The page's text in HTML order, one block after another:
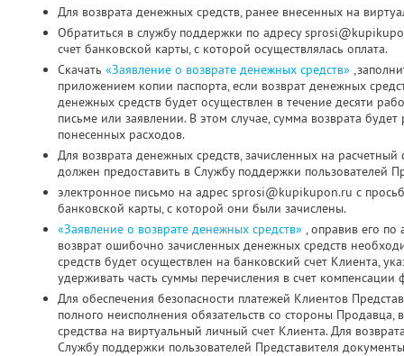
Для возврата денежных средств, ранее внесенных на
Обратиться в службу поддержки по адресу
счет банковской карты, с которой осуществлялась оплата.
Скачать «Заявление о возврате денежных средств»
приложением копии паспорта, если возврат денежных
денежных средств будет осуществлен в течение десяти
письме или заявлении. В этом случае, сумма возврата
понесенных расходов.
Для возврата денежных средств, зачисленных на
должен предоставить в Службу поддержки пользователей
электронное письмо на адрес sprosi@kupikupon.ru с
банковской карты, с которой они были зачислены.
«Заявление о возврате денежных средств» , оправив его
возврат ошибочно зачисленных денежных средств
средств будет осуществлен на банковский счет Клиента,
удерживать часть суммы перечисления в счет компенсации
Для обеспечения безопасности платежей Клиентов
полного неисполнения обязательств со стороны
средства на виртуальный личный счет Клиента. Для
Службу поддержки пользователей Представителя